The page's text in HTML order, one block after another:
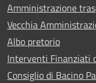
Amministrazione
Vecchia
Albo pretorio
Interventi Finanziati
Consiglio di Bacino